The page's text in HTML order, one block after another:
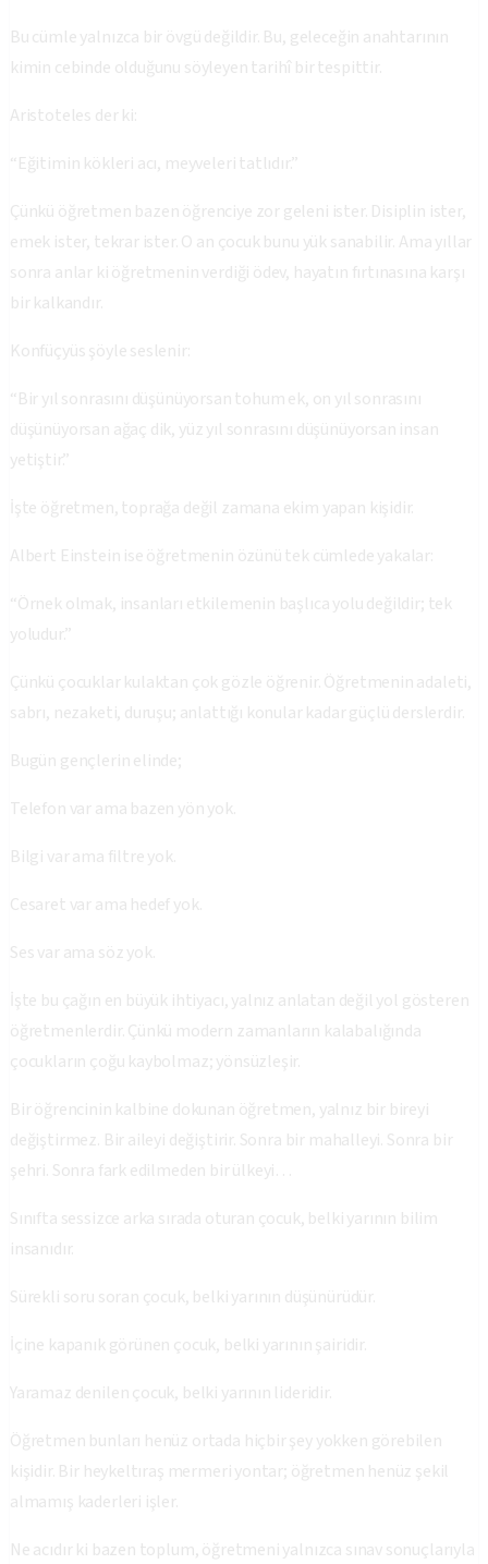
Bu cümle yalnızca bir övgü değildir. Bu, geleceğin anahtarının
kimin cebinde olduğunu söyleyen tarihî bir tespittir.
Aristoteles der ki:
“Eğitimin kökleri acı, meyveleri tatlıdır.”
Çünkü öğretmen bazen öğrenciye zor geleni ister. Disiplin ister,
emek ister, tekrar ister. O an çocuk bunu yük sanabilir. Ama yıllar
sonra anlar ki öğretmenin verdiği ödev, hayatın fırtınasına karşı
bir kalkandır.
Konfüçyüs şöyle seslenir:
“Bir yıl sonrasını düşünüyorsan tohum ek, on yıl sonrasını
düşünüyorsan ağaç dik, yüz yıl sonrasını düşünüyorsan insan
yetiştir.”
İşte öğretmen, toprağa değil zamana ekim yapan kişidir.
Albert Einstein ise öğretmenin özünü tek cümlede yakalar:
“Örnek olmak, insanları etkilemenin başlıca yolu değildir; tek
yoludur.”
Çünkü çocuklar kulaktan çok gözle öğrenir. Öğretmenin adaleti,
sabrı, nezaketi, duruşu; anlattığı konular kadar güçlü derslerdir.
Bugün gençlerin elinde;
Telefon var ama bazen yön yok.
Bilgi var ama filtre yok.
Cesaret var ama hedef yok.
Ses var ama söz yok.
İşte bu çağın en büyük ihtiyacı, yalnız anlatan değil yol gösteren
öğretmenlerdir. Çünkü modern zamanların kalabalığında
çocukların çoğu kaybolmaz; yönsüzleşir.
Bir öğrencinin kalbine dokunan öğretmen, yalnız bir bireyi
değiştirmez. Bir aileyi değiştirir. Sonra bir mahalleyi. Sonra bir
şehri. Sonra fark edilmeden bir ülkeyi…
Sınıfta sessizce arka sırada oturan çocuk, belki yarının bilim
insanıdır.
Sürekli soru soran çocuk, belki yarının düşünürüdür.
İçine kapanık görünen çocuk, belki yarının şairidir.
Yaramaz denilen çocuk, belki yarının lideridir.
Öğretmen bunları henüz ortada hiçbir şey yokken görebilen
kişidir. Bir heykeltıraş mermeri yontar; öğretmen henüz şekil
almamış kaderleri işler.
Ne acıdır ki bazen toplum, öğretmeni yalnızca sınav sonuçlarıyla